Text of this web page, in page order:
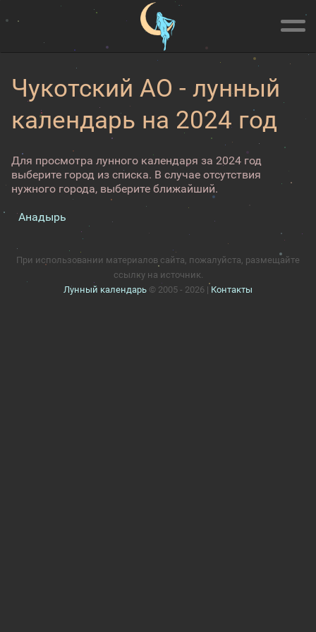
Чукотский АО - лунный
календарь на 2024 год
Для просмотра лунного календаря за 2024 год
выберите город из списка. В случае отсутствия
нужного города, выберите ближайший.
Анадырь
При использовании материалов сайта, пожалуйста, размещайте
ссылку на источник.
Лунный календарь © 2005 - 2026 | Контакты